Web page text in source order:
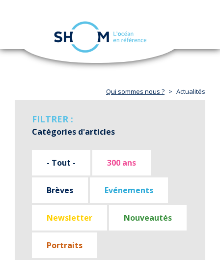
Aller
navigation
Qui sommes nous ? Actualités
FILTRER :
Catégories d'articles
- Tout - 300 ans
Brèves Evénements
Newsletter Nouveautés
Portraits